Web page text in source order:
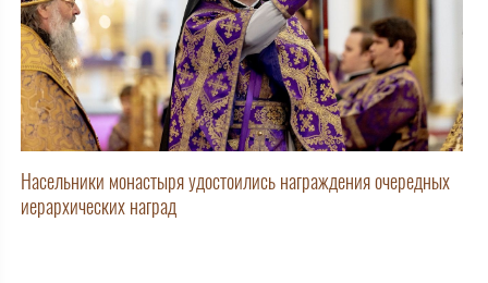
Насельники монастыря удостоились награждения очередных
иерархических наград